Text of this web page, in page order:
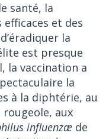
santé, la
efficaces et des
la
est presque
la vaccination a
la
à la diphtérie, au
rougeole, aux
influenzæ de